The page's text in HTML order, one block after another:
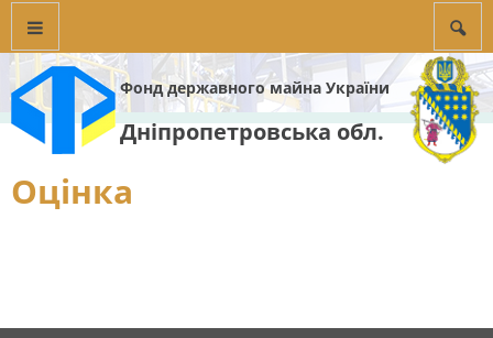
Фонд державного майна України
Дніпропетровська обл.
Оцінка